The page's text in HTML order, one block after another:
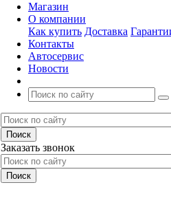
Магазин
О компании
Как купить Доставка
Контакты
Автосервис
Новости
Заказать звонок